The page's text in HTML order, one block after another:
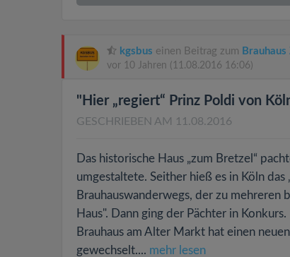
kgsbus einen Beitrag zum
vor 10 Jahren (11.08.2016 16:06)
"Hier „regiert“ Prinz Poldi von
GESCHRIEBEN AM 11.08.2016
Das historische Haus „zum Bretzel“
umgestaltete. Seither hieß es in Köln das
Brauhauswanderwegs, der zu
Haus". Dann ging der Pächter in
Brauhaus am Alter Markt hat einen
gewechselt.... mehr lesen